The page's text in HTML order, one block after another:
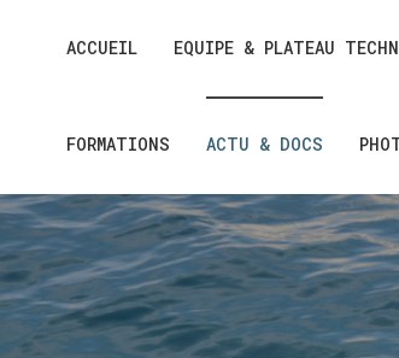
ACCUEIL EQUIPE & PLATEAU
FORMATIONS ACTU & DOCS